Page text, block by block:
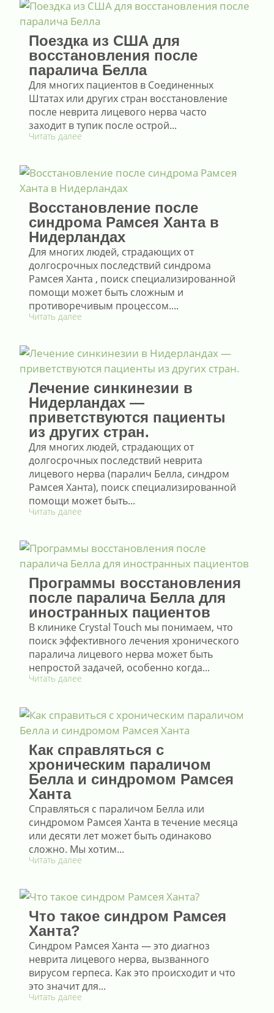
Поездка из США для
восстановления после
паралича Белла
Для многих пациентов в Соединенных
Штатах или других стран восстановление
после неврита лицевого нерва часто
заходит в тупик после острой...
Читать далее
Восстановление после
синдрома Рамсея Ханта в
Нидерландах
Для многих людей, страдающих от
долгосрочных последствий синдрома
Рамсея Ханта , поиск специализированной
помощи может быть сложным и
противоречивым процессом....
Читать далее
Лечение синкинезии в
Нидерландах —
приветствуются пациенты
из других стран.
Для многих людей, страдающих от
долгосрочных последствий неврита
лицевого нерва (паралич Белла, синдром
Рамсея Ханта), поиск специализированной
помощи может быть...
Читать далее
Программы восстановления
после паралича Белла для
иностранных пациентов
В клинике Crystal Touch мы понимаем, что
поиск эффективного лечения хронического
паралича лицевого нерва может быть
непростой задачей, особенно когда...
Читать далее
Как справляться с
хроническим параличом
Белла и синдромом Рамсея
Ханта
Справляться с параличом Белла или
синдромом Рамсея Ханта в течение месяца
или десяти лет может быть одинаково
сложно. Мы хотим...
Читать далее
Что такое синдром Рамсея
Ханта?
Синдром Рамсея Ханта — это диагноз
неврита лицевого нерва, вызванного
вирусом герпеса. Как это происходит и что
это значит для...
Читать далее